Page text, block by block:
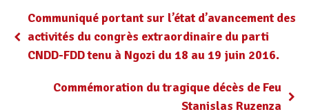
Communiqué portant sur l’état d’avancement des
activités du congrès extraordinaire du parti
CNDD-FDD tenu à Ngozi du 18 au 19 juin 2016.
Commémoration du tragique décès de Feu
Stanislas Ruzenza